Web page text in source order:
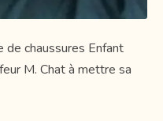
de chaussures Enfant
M. Chat à mettre sa